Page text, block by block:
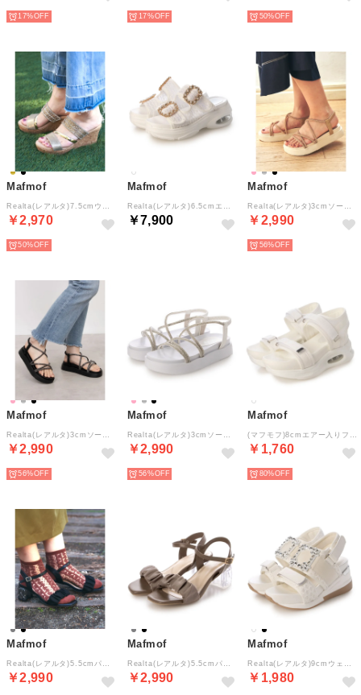
17% 17% 50%
Mafmof
￥2,970
50%
Mafmof
￥7,900
Mafmof
￥2,990
56%
Mafmof
￥2,990
56%
Mafmof
￥2,990
56%
Mafmof
￥1,760
80%
Mafmof
￥2,990
Mafmof
￥2,990
Mafmof
￥1,980